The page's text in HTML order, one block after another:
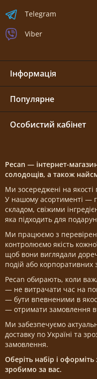
Telegram
Viber
Інформація
Популярне
Особистий кабінет
Pecan — інтернет-
солодощів, а також
Ми зосереджені на якості
У нашому асортименті —
складом, свіжими
яка підходить для
Ми працюємо з
контролюємо якість
щоб вони виглядали
подій або корпоративних
Pecan обирають, коли
— не витрачати час на
— бути впевненими в
— отримати замовлення
Ми забезпечуємо
доставку по Україні та
замовлення.
Оберіть набір і
зробимо за вас.